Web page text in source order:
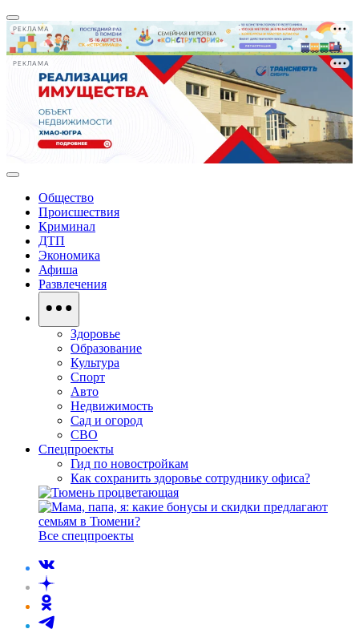
РЕКЛАМА
РЕКЛАМА
Общество
Происшествия
Криминал
ДТП
Экономика
Афиша
Развлечения
Здоровье
Образование
Культура
Спорт
Авто
Недвижимость
Сад и огород
СВО
Спецпроекты
Гид по новостройкам
Как сохранить здоровье сотруднику офиса?
Все спецпроекты